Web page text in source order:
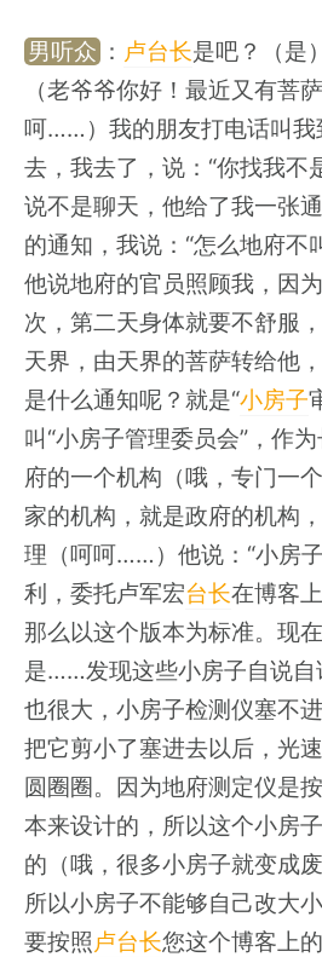
男听众 ： 卢台长是吧？（是
（老爷爷你好！最近又有菩
呵……）我的朋友打电话叫我
去，我去了，说：“你找我不
说不是聊天，他给了我一张
的通知，我说：“怎么地府不
他说地府的官员照顾我，因
次，第二天身体就要不舒服
天界，由天界的菩萨转给他
是什么通知呢？就是“小房子
叫“小房子管理委员会”，作
府的一个机构（哦，专门一
家的机构，就是政府的机构
理（呵呵……）他说：“小房
利，委托卢军宏台长在博客
那么以这个版本为标准。现
是……发现这些小房子自说自
也很大，小房子检测仪塞不
把它剪小了塞进去以后，光
圆圈圈。因为地府测定仪是
本来设计的，所以这个小房
的（哦，很多小房子就变成
所以小房子不能够自己改大
要按照卢台长您这个博客上